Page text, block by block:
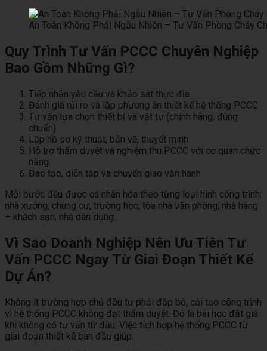
An Toàn Không Phải Ngẫu Nhiên – Tư Vấn Phòng Cháy
Quy Trình Tư Vấn PCCC Chuyên Nghiệp
Bao Gồm Những Gì?
Tiếp nhận yêu cầu và khảo sát thực địa
Đánh giá rủi ro và lập phương án thiết kế hệ thống PCCC
Tư vấn lựa chọn thiết bị và vật tư (chính hãng, đúng
chuẩn)
Lập hồ sơ kỹ thuật, bản vẽ, thuyết minh
Hỗ trợ thẩm duyệt và nghiệm thu PCCC với cơ quan chức
năng
Đào tạo, diễn tập và chuyển giao vận hành
Mỗi bước đều được cá nhân hóa theo từng loại hình công trình:
nhà xưởng, chung cư, trường học, tòa nhà văn phòng, nhà hàng
– khách sạn, nhà dân dụng…
Vì Sao Doanh Nghiệp Nên Ưu Tiên Tư
Vấn PCCC Ngay Từ Giai Đoạn Thiết Kế
Dự Án?
Không ít trường hợp chủ đầu tư phải đập bỏ, cải tạo công trình
vì hệ thống PCCC không đạt thẩm duyệt. Đó là bài học đắt giá
khi không có tư vấn từ đầu. Việc tích hợp hệ thống PCCC từ
giai đoạn thiết kế ban đầu giúp: